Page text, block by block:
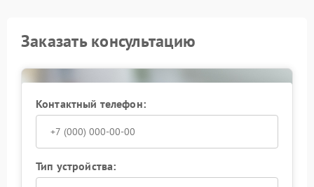
Заказать консультацию
Контактный телефон:
Тип устройства: